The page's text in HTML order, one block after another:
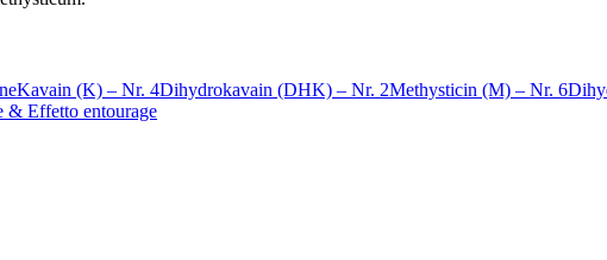
Kavain (K) – Nr. 4Dihydrokavain (DHK) – Nr. 2Methysticin (M) – Nr. 6
& Effetto entourage